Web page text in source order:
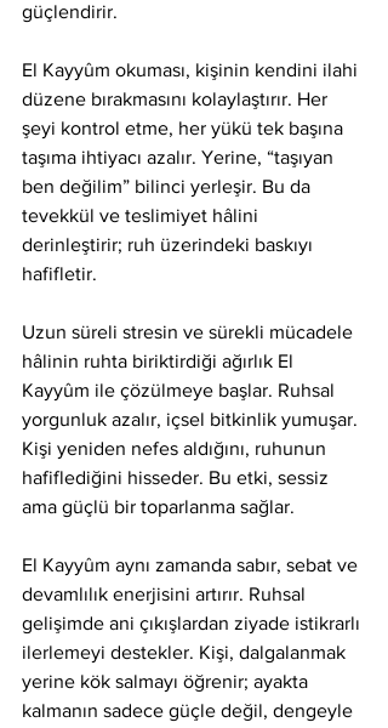
güçlendirir.
El Kayyûm okuması, kişinin kendini ilahi
düzene bırakmasını kolaylaştırır. Her
şeyi kontrol etme, her yükü tek başına
taşıma ihtiyacı azalır. Yerine, “taşıyan
ben değilim” bilinci yerleşir. Bu da
tevekkül ve teslimiyet hâlini
derinleştirir; ruh üzerindeki baskıyı
hafifletir.
Uzun süreli stresin ve sürekli mücadele
hâlinin ruhta biriktirdiği ağırlık El
Kayyûm ile çözülmeye başlar. Ruhsal
yorgunluk azalır, içsel bitkinlik yumuşar.
Kişi yeniden nefes aldığını, ruhunun
hafiflediğini hisseder. Bu etki, sessiz
ama güçlü bir toparlanma sağlar.
El Kayyûm aynı zamanda sabır, sebat ve
devamlılık enerjisini artırır. Ruhsal
gelişimde ani çıkışlardan ziyade istikrarlı
ilerlemeyi destekler. Kişi, dalgalanmak
yerine kök salmayı öğrenir; ayakta
kalmanın sadece güçle değil, dengeyle